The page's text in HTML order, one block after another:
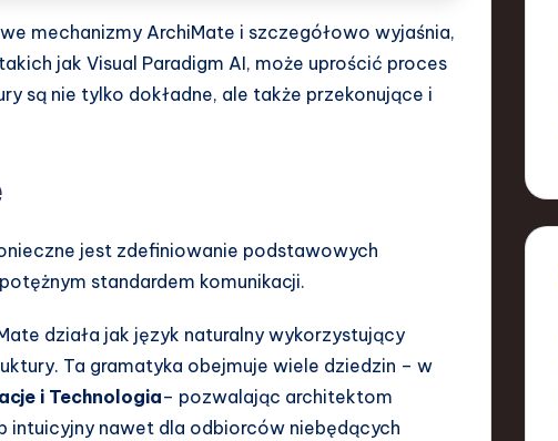
mechanizmy ArchiMate i szczegółowo wyjaśnia,
jak Visual Paradigm AI, może uprościć proces
są nie tylko dokładne, ale także przekonujące i
jest zdefiniowanie podstawowych
standardem komunikacji.
działa jak język naturalny wykorzystujący
Ta gramatyka obejmuje wiele dziedzin – w
i Technologia– pozwalając architektom
intuicyjny nawet dla odbiorców niebędących